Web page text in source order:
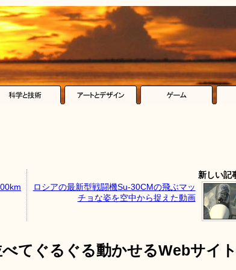
新しい記
ロシアの最新型戦闘機Su-30CMの飛ぶマッ
チョな姿を空中から捉えた動画
てぐるぐる動かせるWebサイ